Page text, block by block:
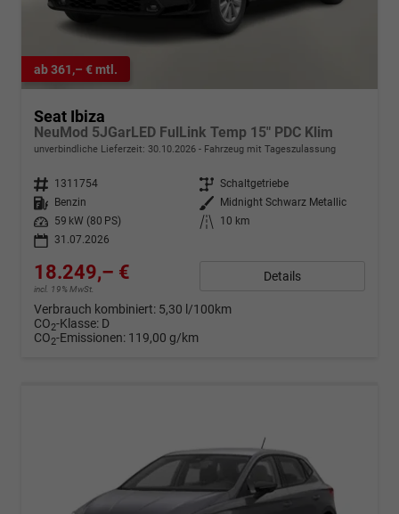
ab 361,– € mtl.
Seat Ibiza
NeuMod 5JGarLED FulLink Temp 15" PDC Klim
unverbindliche Lieferzeit: 30.10.2026 Fahrzeug mit Tageszulassung
Fahrzeugnr. 1311754 Getriebe Schaltgetriebe
Kraftstoff
Benzin Außenfarbe
Midnight Schwarz Metallic
Leistung
59 kW (80 PS) Kilometerstand
10 km
31.07.2026
18.249,– €
incl. 19% MwSt.
Details
Verbrauch kombiniert: 5,30 l/100km
CO2-Klasse: D
CO2-Emissionen: 119,00 g/km